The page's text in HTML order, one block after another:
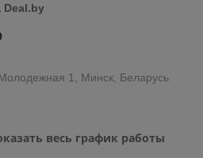
Deal.by
1, Минск, Беларусь
весь график работы